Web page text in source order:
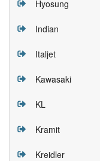
Hyosung
Indian
Italjet
Kawasaki
KL
Kramit
Kreidler